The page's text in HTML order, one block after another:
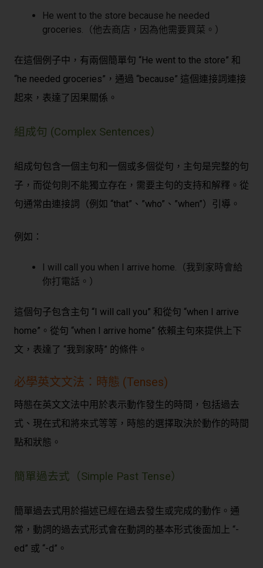
He went to the store because he needed
groceries.（他去商店，因為他需要買菜。）
在這個例子中，有兩個簡單句 “He went to the store” 和
“he needed groceries”，通過 “because” 這個連接詞連接
起來，表達了因果關係。
組成句 (Complex Sentences）
組成句包含一個主句和一個或多個從句，主句是完整的句
子，而從句則不能獨立存在，需要主句的支持和解釋。從
句通常由連接詞（例如 “that”、”who”、”when”）引導。
例如：
I will call you when I arrive home.（我到家時會給
你打電話。）
這個句子包含主句 “I will call you” 和從句 “when I arrive
home”。從句 “when I arrive home” 依賴主句來提供上下
文，表達了 “我到家時” 的條件。
必學英文文法：時態 (Tenses)
時態在英文文法中用於表示動作發生的時間，包括過去
式、現在式和將來式等等，時態的選擇取決於動作的時間
點和狀態。
簡單過去式（Simple Past Tense）
簡單過去式用於描述已經在過去發生或完成的動作。通
常，動詞的過去式形式會在動詞的基本形式後面加上 “-
ed” 或 “-d”。